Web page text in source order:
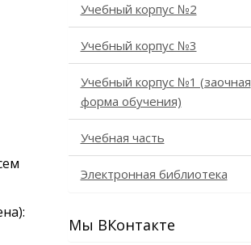
Учебный корпус №2
Учебный корпус №3
Учебный корпус №1 (заочная
форма обучения)
Учебная часть
Электронная библиотека
Мы ВКонтакте